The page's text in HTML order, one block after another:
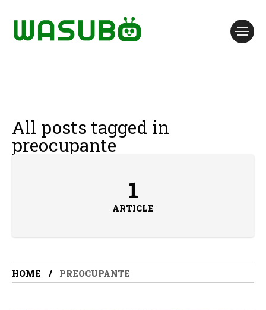
All posts tagged in
preocupante
1
ARTICLE
HOME PREOCUPANTE